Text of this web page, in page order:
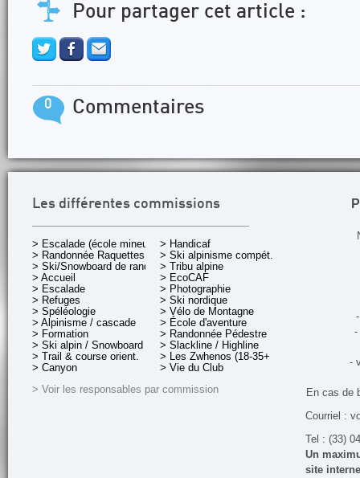
Pour partager cet article :
0 Commentaires
Les différentes commissions
> Escalade (école mineurs)
> Randonnée Raquettes
> Ski/Snowboard de rando.
> Accueil
> Escalade
> Refuges
> Spéléologie
> Alpinisme / cascade
> Formation
> Ski alpin / Snowboard
> Trail & course orient.
> Canyon
> Handicaf
> Ski alpinisme compét.
> Tribu alpine
> EcoCAF
> Photographie
> Ski nordique
> Vélo de Montagne
> École d'aventure
> Randonnée Pédestre
> Slackline / Highline
> Les Zwhenos (18-35+ ans)
> Vie du Club
> Voir les responsables par commission
-
-
En cas de
Courriel :
Tel : (33)
Un
site